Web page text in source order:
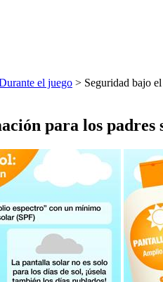
el juego > Seguridad bajo
para los padres